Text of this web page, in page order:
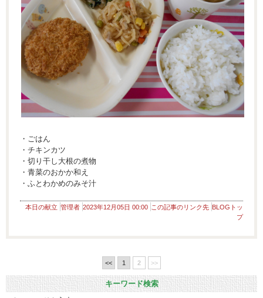
・ごはん
・チキンカツ
・切り干し大根の煮物
・青菜のおかか和え
・ふとわかめのみそ汁
本日の献立 管理者 2023年12月05日 00:00 この記事のリンク先 BLOGトッ
プ
<< 1 2 >>
キーワード検索